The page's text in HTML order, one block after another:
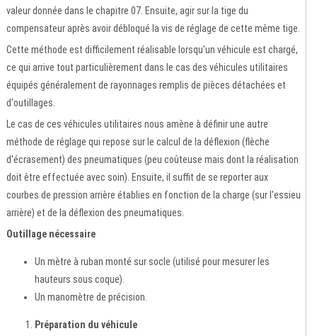
valeur donnée dans le chapitre 07. Ensuite, agir sur la tige du
compensateur après avoir débloqué la vis de réglage de cette même tige.
Cette méthode est difficilement réalisable lorsqu'un véhicule est chargé,
ce qui arrive tout particulièrement dans le cas des véhicules utilitaires
équipés généralement de rayonnages remplis de pièces détachées et
d'outillages.
Le cas de ces véhicules utilitaires nous amène à définir une autre
méthode de réglage qui repose sur le calcul de la déflexion (flèche
d'écrasement) des pneumatiques (peu coûteuse mais dont la réalisation
doit être effectuée avec soin). Ensuite, il suffit de se reporter aux
courbes de pression arrière établies en fonction de la charge (sur l'essieu
arrière) et de la déflexion des pneumatiques.
Outillage nécessaire
Un mètre à ruban monté sur socle (utilisé pour mesurer les
hauteurs sous coque).
Un manomètre de précision.
Préparation du véhicule